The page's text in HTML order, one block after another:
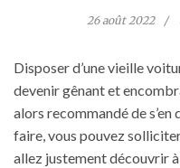
26 août 2022
Disposer d’une vieille
devenir gênant et
alors recommandé de
faire, vous pouvez
allez justement découvrir